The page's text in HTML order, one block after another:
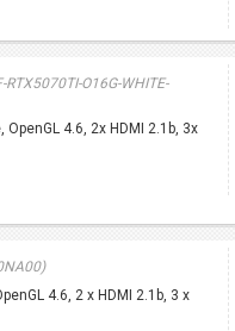
RTX5070TI-O16G-WHITE-
OpenGL 4.6, 2x HDMI 2.1b, 3x
4.6, 2 x HDMI 2.1b, 3 x